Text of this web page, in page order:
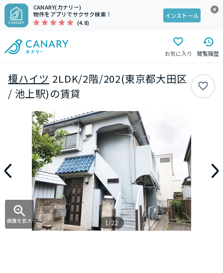
CANARY(カナリー)
物件をアプリでサクサク検索！
(4.8)
インストール
お気に入り 閲覧履歴
榎ハイツ 2LDK/2階/202(東京都大田区
/ 池上駅)の賃貸
画像を拡大 1/22